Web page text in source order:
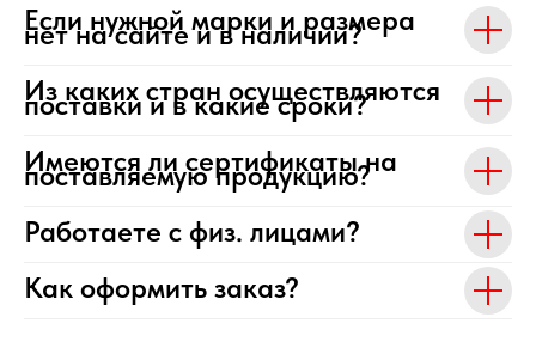
Если нужной марки и размера
нет на сайте и в наличии?
Из каких стран осуществляются
поставки и в какие сроки?
Имеются ли сертификаты на
поставляемую продукцию?
Работаете с физ. лицами?
Как оформить заказ?